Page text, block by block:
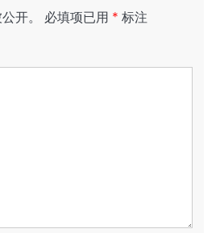
开。 必填项已用 * 标注